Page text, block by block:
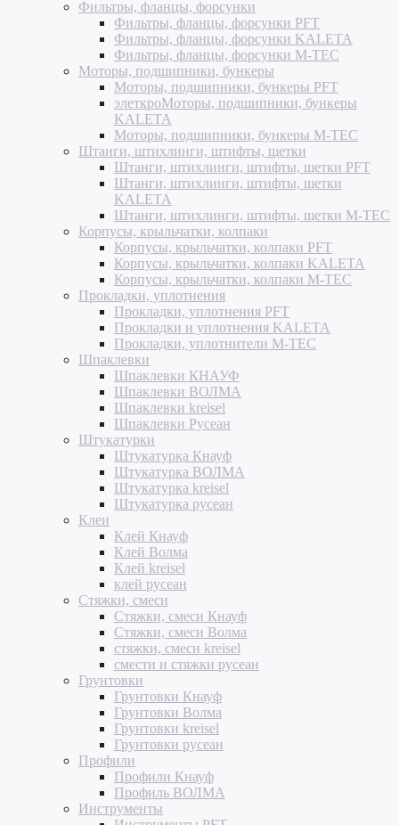
Фильтры, фланцы, форсунки
Фильтры, фланцы, форсунки PFT
Фильтры, фланцы, форсунки KALETA
Фильтры, фланцы, форсунки M-TEC
Моторы, подшипники, бункеры
Моторы, подшипники, бункеры PFT
элеткроМоторы, подшипники, бункеры
KALETA
Моторы, подшипники, бункеры M-TEC
Штанги, штихлинги, штифты, щетки
Штанги, штихлинги, штифты, щетки PFT
Штанги, штихлинги, штифты, щетки
KALETA
Штанги, штихлинги, штифты, щетки M-TEC
Корпусы, крыльчатки, колпаки
Корпусы, крыльчатки, колпаки PFT
Корпусы, крыльчатки, колпаки KALETA
Корпусы, крыльчатки, колпаки M-TEC
Прокладки, уплотнения
Прокладки, уплотнения PFT
Прокладки и уплотнения KALETA
Прокладки, уплотнители M-TEC
Шпаклевки
Шпаклевки КНАУФ
Шпаклевки ВОЛМА
Шпаклевки kreisel
Шпаклевки Русеан
Штукатурки
Штукатурка Кнауф
Штукатурка ВОЛМА
Штукатурка kreisel
Штукатурка русеан
Клеи
Клей Кнауф
Клей Волма
Клей kreisel
клей русеан
Стяжки, смеси
Стяжки, смеси Кнауф
Стяжки, смеси Волма
стяжки, смеси kreisel
смести и стяжки русеан
Грунтовки
Грунтовки Кнауф
Грунтовки Волма
Грунтовки kreisel
Грунтовки русеан
Профили
Профили Кнауф
Профиль ВОЛМА
Инструменты